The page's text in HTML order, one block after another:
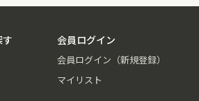
会員ログイン
会員ログイン（新規登録）
マイリスト